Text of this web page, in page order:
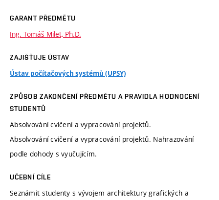
GARANT PŘEDMĚTU
Ing. Tomáš Milet, Ph.D.
ZAJIŠŤUJE ÚSTAV
Ústav počítačových systémů (UPSY)
ZPŮSOB ZAKONČENÍ PŘEDMĚTU A PRAVIDLA HODNOCENÍ
STUDENTŮ
Absolvování cvičení a vypracování projektů.
Absolvování cvičení a vypracování projektů. Nahrazování
podle dohody s vyučujícím.
UČEBNÍ CÍLE
Seznámit studenty s vývojem architektury grafických a